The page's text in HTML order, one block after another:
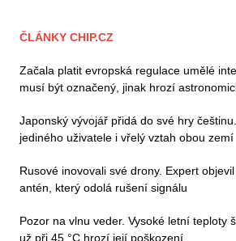
ČLÁNKY CHIP.CZ
Začala platit evropská regulace umělé
musí být označený, jinak hrozí
Japonský vývojář přidá do své hry
jediného uživatele i vřelý vztah obou zemí
Rusové inovovali své drony. Expert
antén, který odolá rušení signálu
Pozor na vlnu veder. Vysoké letní teploty
už při 45 °C hrozí její poškození